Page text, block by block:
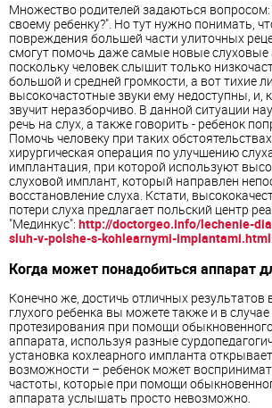
Множество родителей задаються вопросом:
своему ребенку?". Но тут нужно понимать,
повреждения большей части улиточных
смогут помочь даже самые новые слуховые
поскольку человек слышит только
большой и средней громкости, а вот тихие
высокочастотные звуки ему недоступны, и,
звучит неразборчиво. В данной ситуации
речь на слух, а также говорить - ребенок
Помочь человеку при таких
хирургическая операция по улучшению
имплантация, при которой используют
слуховой имплант, который направлен
восстановление слуха. Кстати,
потери слуха предлагает польский центр
"Мединкус": http://doctorgeo.info/lechenie-
sluh-v-polshe-s-kohlearnymi-implantami.html
Когда может понадобиться аппарат
Конечно же, достичь отличных результатов
глухого ребенка вы можете также и в
протезирования при помощи
аппарата, используя разные
установка кохлеарного импланта
возможности – ребенок может
частоты, которые при помощи
аппарата услышать просто невозможно.